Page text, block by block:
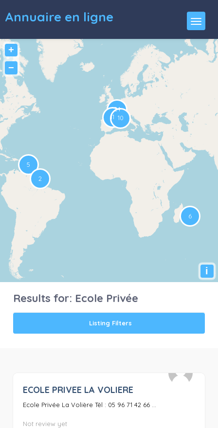
Annuaire en ligne
+
−
i
Results for: Ecole Privée
Listing Filters
ECOLE PRIVEE LA VOLIERE
Ecole Privée La Volière Tél : 05 96 71 42 66 ...
Not review yet